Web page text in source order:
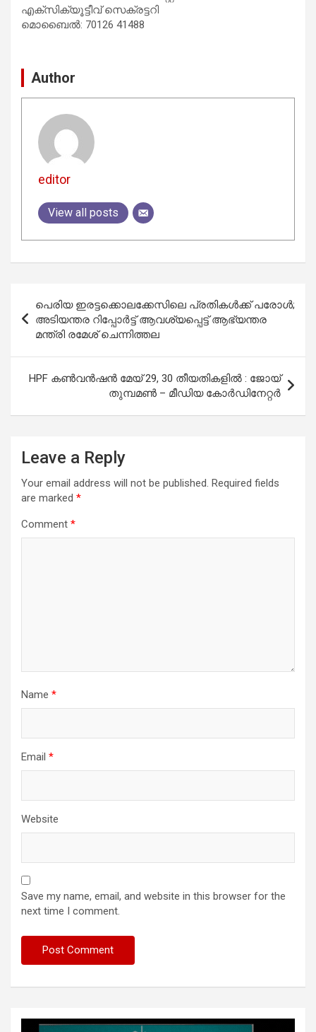
എക്‌സിക്യൂട്ടീവ് സെക്രട്ടറി
മൊബൈല്‍: 70126 41488
Author
editor
View all posts
navigation
പെരിയ ഇരട്ടക്കൊലക്കേസിലെ പ്രതികള്‍ക്ക് പരോള്‍;
അടിയന്തര റിപ്പോര്‍ട്ട് ആവശ്യപ്പെട്ട് ആഭ്യന്തര
മന്ത്രി രമേശ് ചെന്നിത്തല
HPF കൺവൻഷൻ മേയ് 29, 30 തീയതികളിൽ : ജോയ്
തുമ്പമൺ – മീഡിയ കോർഡിനേറ്റർ
Leave a Reply
Your email address will not be published. Required fields
are marked *
Comment *
Name *
Email *
Website
Save my name, email, and website in this browser for the
next time I comment.